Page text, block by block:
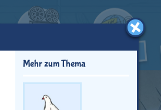
Mehr zum Thema